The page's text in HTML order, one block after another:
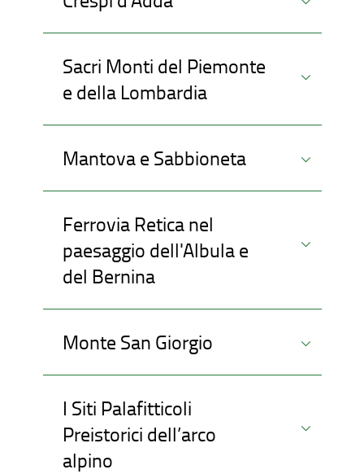
Sacri Monti del Piemonte
e della Lombardia
Mantova e Sabbioneta
Ferrovia Retica nel
paesaggio dell'Albula e
del Bernina
Monte San Giorgio
I Siti Palafitticoli
Preistorici dell’arco
alpino